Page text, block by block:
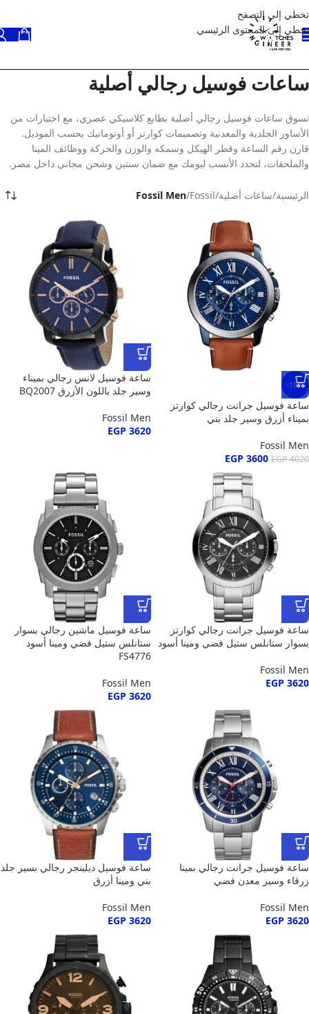
تخطي إلى التصفح
تخطي إلى المحتوى الرئيسي
ساعات فوسيل رجالي أصلية
تسوق ساعات فوسيل رجالي أصلية بطابع كلاسيكي عصري، مع اختيارات من
الأساور الجلدية والمعدنية وتصميمات كوارتز أو أوتوماتيك بحسب الموديل.
قارن رقم الساعة وقطر الهيكل وسمكه والوزن والحركة ووظائف المينا
والملحقات، لتحدد الأنسب ليومك مع ضمان سنتين وشحن مجاني داخل مصر.
الرئيسية/ساعات أصلية/
Fossil
/
Fossil Men
-10%
ساعة فوسيل جرانت رجالي كوارتز
بميناء أزرق وسير جلد بني
Fossil Men
EGP4020
EGP 3600
ساعة فوسيل لانس رجالي بميناء
وسير جلد باللون الأزرق BQ2007
Fossil Men
EGP 3620
ساعة فوسيل جرانت رجالي كوارتز
بسوار ستانلس ستيل فضي ومينا أسود
Fossil Men
EGP 3620
ساعة فوسيل ماشين رجالي بسوار
ستانلس ستيل فضي ومينا أسود
FS4776
Fossil Men
EGP 3620
ساعة فوسيل جرانت رجالي بمينا
زرقاء وسير معدن فضي
Fossil Men
EGP 3620
ساعة فوسيل ديلينجر رجالي بسير جلد
بني ومينا أزرق
Fossil Men
EGP 3620